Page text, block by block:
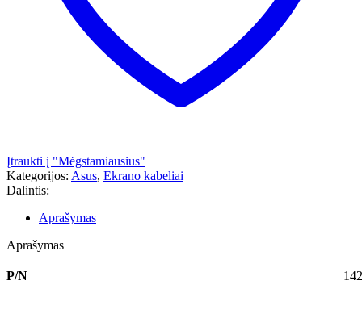
Įtraukti į "Mėgstamiausius"
Kategorijos: Asus, Ekrano kabeliai
Dalintis:
Aprašymas
Aprašymas
P/N